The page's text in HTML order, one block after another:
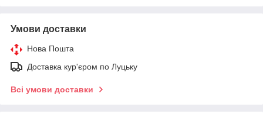
Умови доставки
Нова Пошта
Доставка кур'єром по Луцьку
Всі умови доставки